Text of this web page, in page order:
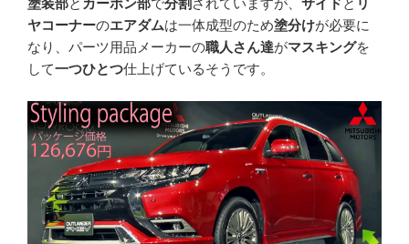
塗装部と カーボン部で分割 されていますが、 サイドと リ
ヤコーナーのエアダムは一体成型のため塗分けが必要に
なり、パーツ用品メーカーの職人さん達がマスキングを
して一つひとつ仕上げているそうです。